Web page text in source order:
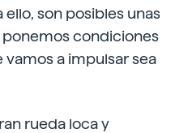
ello, son posibles unas
condiciones
a impulsar sea
rueda loca y